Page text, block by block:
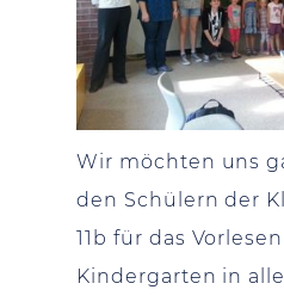
Wir möchten uns
den Schülern der
11b für das
Kindergarten in